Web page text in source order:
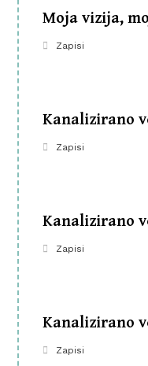
Moja vizija,
Zapisi
Kanalizirano
Zapisi
Kanalizirano
Zapisi
Kanalizirano
Zapisi